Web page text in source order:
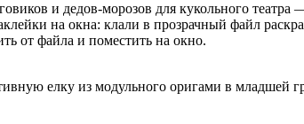
и дедов-морозов для кукольного
на окна: клали в прозрачный файл
от файла и поместить на окно.
елку из модульного оригами в младшей